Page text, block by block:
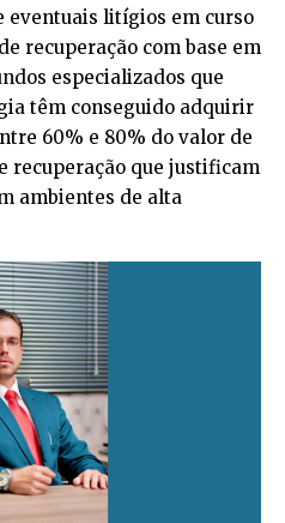
eventuais litígios em curso
recuperação com base em
especializados que
têm conseguido adquirir
60% e 80% do valor de
recuperação que justificam
ambientes de alta